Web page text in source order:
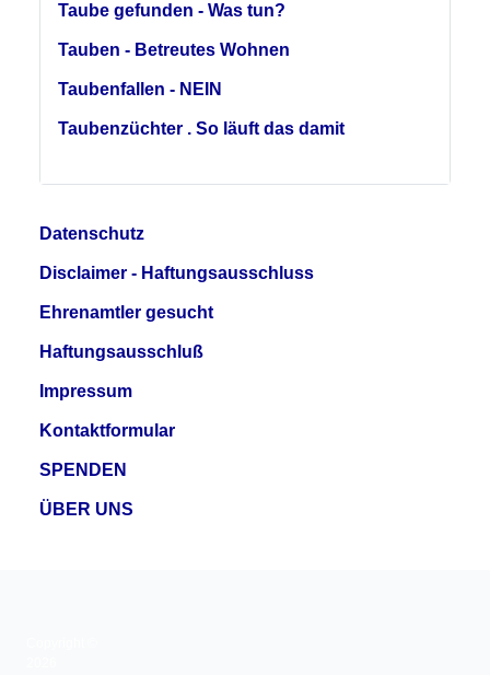
Taube gefunden - Was tun?
Tauben - Betreutes Wohnen
Taubenfallen - NEIN
Taubenzüchter . So läuft das damit
Datenschutz
Disclaimer - Haftungsausschluss
Ehrenamtler gesucht
Haftungsausschluß
Impressum
Kontaktformular
SPENDEN
ÜBER UNS